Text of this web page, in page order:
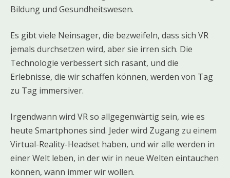
Bildung und Gesundheitswesen.
Es gibt viele Neinsager, die bezweifeln, dass sich VR
jemals durchsetzen wird, aber sie irren sich. Die
Technologie verbessert sich rasant, und die
Erlebnisse, die wir schaffen können, werden von Tag
zu Tag immersiver.
Irgendwann wird VR so allgegenwärtig sein, wie es
heute Smartphones sind. Jeder wird Zugang zu einem
Virtual-Reality-Headset haben, und wir alle werden in
einer Welt leben, in der wir in neue Welten eintauchen
können, wann immer wir wollen.